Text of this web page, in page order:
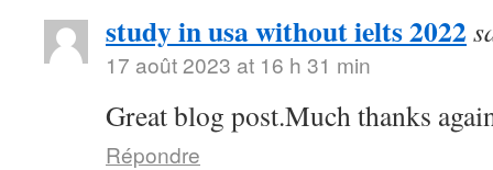
study in usa without ielts 2022
17 août 2023 at 16 h 31 min
Great blog post.Much thanks
Répondre